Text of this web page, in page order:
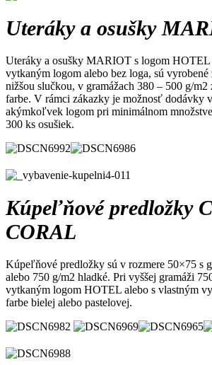
Uteráky a osušky
Uteráky a osušky MARIOT s logom HOTEL
vytkaným logom alebo bez loga, sú vyrobené
nižšou slučkou, v gramážach 380 – 500 g/
farbe. V rámci zákazky je možnosť dodávky
akýmkoľvek logom pri minimálnom
300 ks osušiek.
Kúpeľňové predložky
CORAL
Kúpeľňové predložky sú v rozmere 50×75 s
alebo 750 g/m2 hladké. Pri vyššej gramáži
vytkaným logom HOTEL alebo s vlastným
farbe bielej alebo pastelovej.